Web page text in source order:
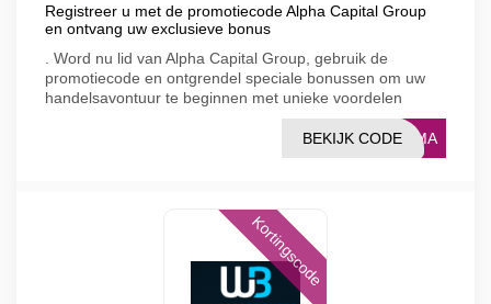
Registreer u met de promotiecode Alpha Capital Group
en ontvang uw exclusieve bonus
. Word nu lid van Alpha Capital Group, gebruik de
promotiecode en ontgrendel speciale bonussen om uw
handelsavontuur te beginnen met unieke voordelen
DKMA
BEKIJK CODE
Kortingscode